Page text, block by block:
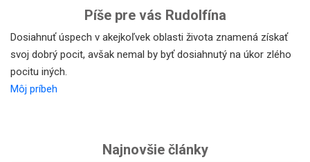
Píše pre vás Rudolfína
Dosiahnuť úspech v akejkoľvek oblasti života znamená získať
svoj dobrý pocit, avšak nemal by byť dosiahnutý na úkor zlého
pocitu iných.
Môj príbeh
Najnovšie články